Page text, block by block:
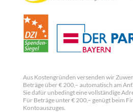
Aus Kostengründen versenden wir
Beträge über € 200,– automatisch am
Sie dafür unbedingt eine vollständige
Für Beträge unter € 200,– genügt beim
Kontoauszuges.